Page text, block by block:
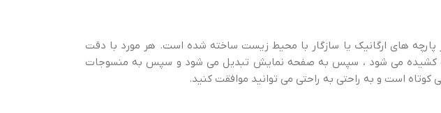
های ارگانیک یا سازگار با محیط زیست ساخته شده است. هر مورد با دقت
کشیده می شود ، سپس به صفحه نمایش تبدیل می شود و سپس به منسوجات
است و به راحتی به راحتی می توانید موافقت کنید.